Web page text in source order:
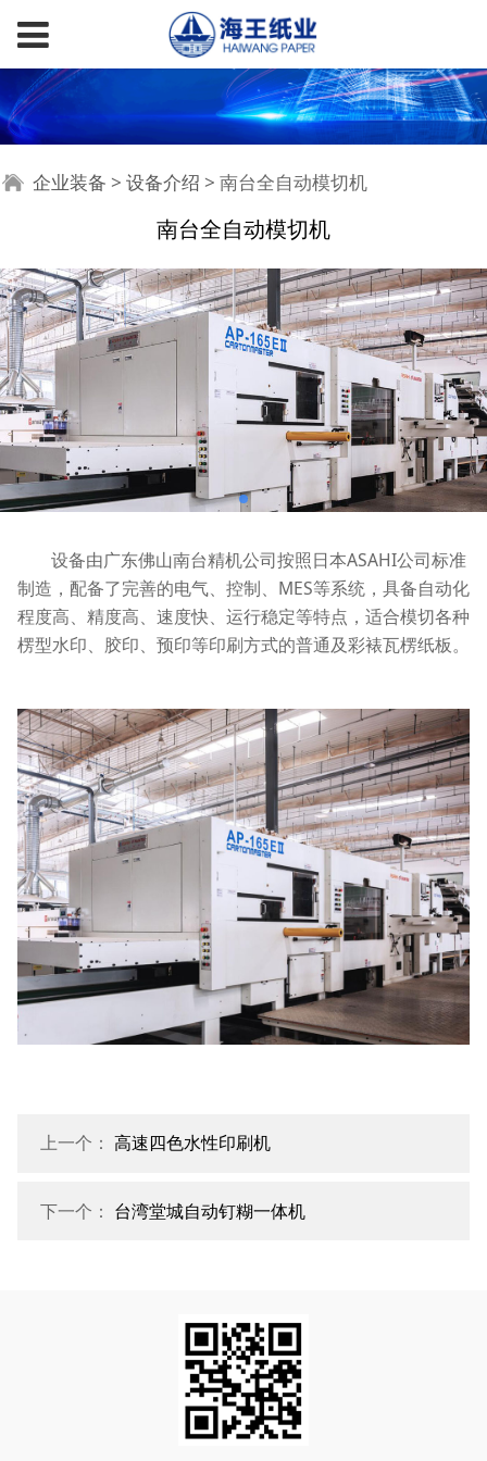
南台全自动模切机
企业装备 > 设备介绍 > 南台全自动模切机
南台全自动模切机
设备由广东佛山南台精机公司按照日本ASAHI公司标准
制造，配备了完善的电气、控制、MES等系统，具备自动化
程度高、精度高、速度快、运行稳定等特点，适合模切各种
楞型水印、胶印、预印等印刷方式的普通及彩裱瓦楞纸板。
上一个： 高速四色水性印刷机
下一个： 台湾堂城自动钉糊一体机